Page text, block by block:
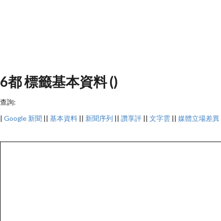
6都 標籤基本資料 ()
查詢:
| Google 新聞 || 基本資料 || 新聞序列 || 讚享評 || 文字雲 || 媒體立場差異